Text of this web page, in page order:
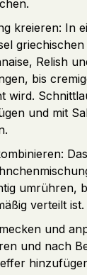
kreieren: In
Relish
bis
wird.
und mit
umrühren,
verteilt ist.
und
und nach